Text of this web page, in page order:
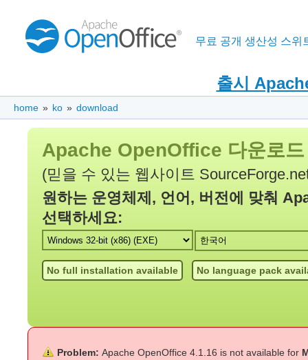
무료 공개 생산성 스위
출시
home » ko » download
Apache OpenOffice 다운로드
(믿을 수 있는 웹사이트
원하는 운영체제, 언어, 버전에 맞춰
선택하세요:
No full installation available No language pack
Problem: Apache OpenOffice 4.1.16 is not available for